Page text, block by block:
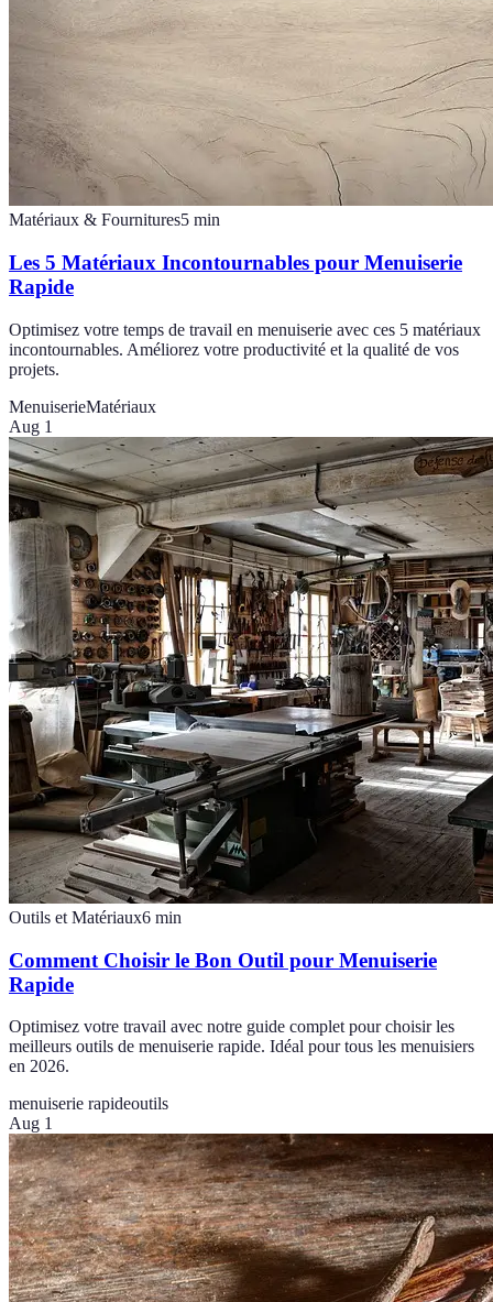
Matériaux & Fournitures5 min
Les 5 Matériaux Incontournables pour Menuiserie
Rapide
Optimisez votre temps de travail en menuiserie avec ces 5 matériaux
incontournables. Améliorez votre productivité et la qualité de vos
projets.
MenuiserieMatériaux
Aug 1
Outils et Matériaux6 min
Comment Choisir le Bon Outil pour Menuiserie
Rapide
Optimisez votre travail avec notre guide complet pour choisir les
meilleurs outils de menuiserie rapide. Idéal pour tous les menuisiers
en 2026.
menuiserie rapideoutils
Aug 1